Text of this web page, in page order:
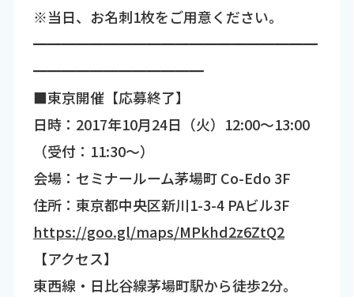
※当日、お名刺1枚をご用意ください。
━━━━━━━━━━━━━━━━━━━━
━━━━━━━━━━━━
■東京開催【応募終了】
日時：2017年10月24日（火）12:00～13:00
（受付：11:30～）
会場：セミナールーム茅場町 Co-Edo 3F
住所：東京都中央区新川1-3-4 PAビル3F
https://goo.gl/maps/MPkhd2z6ZtQ2
【アクセス】
東西線・日比谷線茅場町駅から徒歩2分。